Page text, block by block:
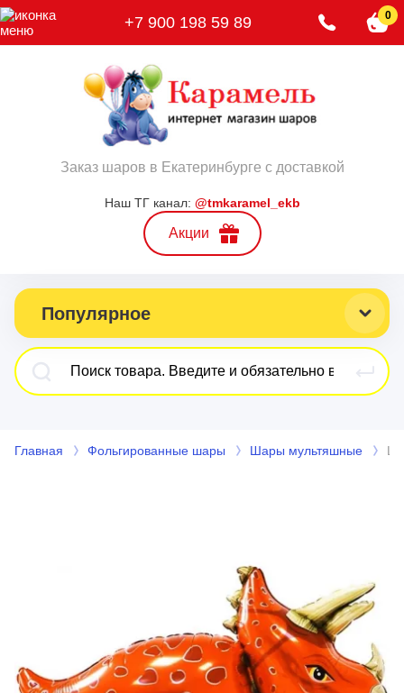
+7 900 198 59 89 0
Заказ шаров в Екатеринбурге с доставкой
Наш ТГ канал: @tmkaramel_ekb
Акции
Популярное
Главная Фольгированные шары Шары мультяшные